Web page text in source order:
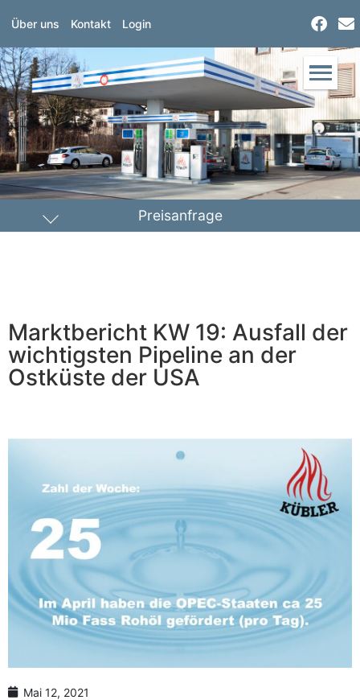
Über uns Kontakt Login
Preisanfrage
Menge
Anzahl Abladeorte
Marktbericht KW 19: Ausfall der
wichtigsten Pipeline an der
Ostküste der USA
Mai 12, 2021